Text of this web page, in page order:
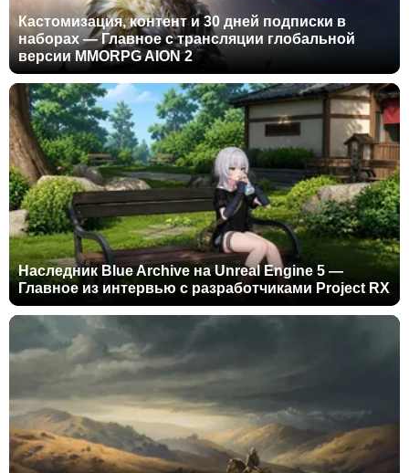
Кастомизация, контент и 30 дней подписки в
наборах — Главное с трансляции глобальной
версии MMORPG AION 2
Наследник Blue Archive на Unreal Engine 5 —
Главное из интервью с разработчиками Project RX